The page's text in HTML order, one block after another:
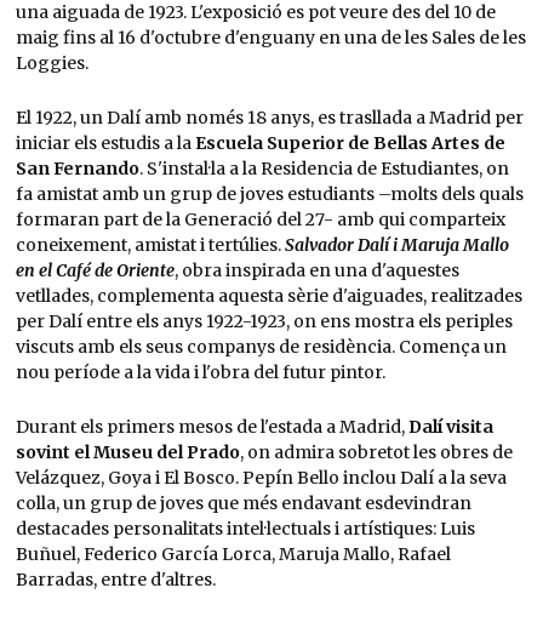
una aiguada de 1923. L'exposició es pot veure des del 10 de
maig fins al 16 d'octubre d'enguany en una de les Sales de les
Loggies.
El 1922, un Dalí amb només 18 anys, es trasllada a Madrid per
iniciar els estudis a la Escuela Superior de Bellas Artes de
San Fernando. S'instal·la a la Residencia de Estudiantes, on
fa amistat amb un grup de joves estudiants –molts dels quals
formaran part de la Generació del 27- amb qui comparteix
coneixement, amistat i tertúlies.Salvador Dalí i Maruja Mallo
en el Café de Oriente, obra inspirada en una d'aquestes
vetllades, complementa aquesta sèrie d'aiguades, realitzades
per Dalí entre els anys 1922-1923, on ens mostra els periples
viscuts amb els seus companys de residència. Comença un
nou període a la vida i l'obra del futur pintor.
Durant els primers mesos de l'estada a Madrid,Dalí visita
sovint el Museu del Prado, on admira sobretot les obres de
Velázquez, Goya i El Bosco. Pepín Bello inclou Dalí a la seva
colla, un grup de joves que més endavant esdevindran
destacades personalitats intel·lectuals i artístiques: Luis
Buñuel, Federico García Lorca, Maruja Mallo, Rafael
Barradas, entre d'altres.